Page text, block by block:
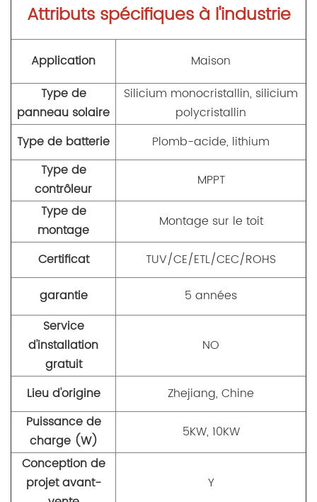
Attributs spécifiques à l'industrie
Application
Maison
Type de
panneau solaire
Silicium monocristallin, silicium
polycristallin
Type de batterie
Plomb-acide, lithium
Type de
contrôleur
MPPT
Type de
montage
Montage sur le toit
Certificat
TUV/CE/ETL/CEC/ROHS
garantie
5 années
Service
d'installation
gratuit
NO
Lieu d'origine
Zhejiang, Chine
Puissance de
charge (W)
5KW, 10KW
Conception de
projet avant-
Y